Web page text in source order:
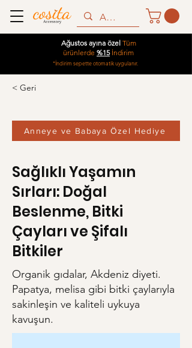
Ağustos ayına özel Tüm
ürünlerde %15İndirim
*İndirim sepette otomatik uygulanır.
< Geri
Anneye ve Babaya Özel Hediye
Sağlıklı Yaşamın
Sırları: Doğal
Beslenme, Bitki
Çayları ve Şifalı
Bitkiler
Organik gıdalar, Akdeniz diyeti.
Papatya, melisa gibi bitki çaylarıyla
sakinleşin ve kaliteli uykuya
kavuşun.